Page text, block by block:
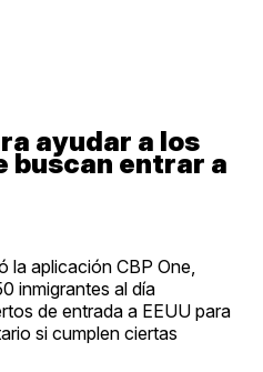
ayudar a los
buscan entrar a
la aplicación CBP One,
inmigrantes al día
de entrada a EEUU para
si cumplen ciertas